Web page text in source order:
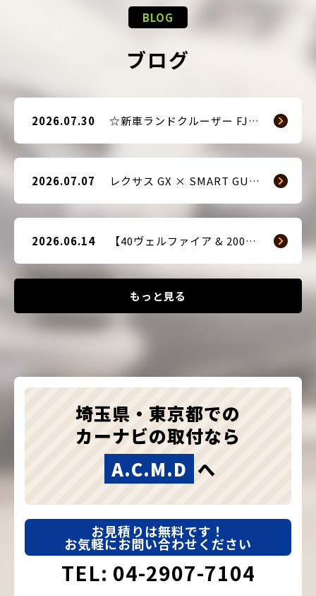
BLOG
ブログ
もっと見る
2026.07.30 ☆新車ランドクルーザー FJ（TRJ240） × Argus D1 & 前後ドライブレコーダー取付☆
2026.07.07 レクサス GX × SMART GUARD3 持ち込み取付
2026.06.14 【40ヴェルファイア & 200系ハイエース(9型) 新車2台へ SMART GUARD3取付】
埼玉県・東京都での
カーナビの取付なら
A.C.M.D へ
お見積りは無料です！
お気軽にお問い合わせください
TEL: 04-2907-7104